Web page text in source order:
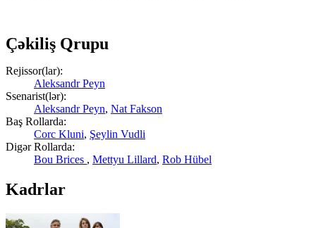
Çəkiliş Qrupu
Rejissor(lar):
Aleksandr Peyn
Ssenarist(lər):
Aleksandr Peyn, Nat Fakson
Baş Rollarda:
Corc Kluni, Şeylin Vudli
Digər Rollarda:
Bou Brices , Mettyu Lillard, Rob Hübel
Kadrlar